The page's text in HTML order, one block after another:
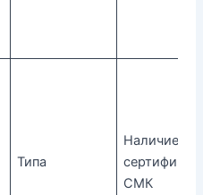
Типа
Наличие
СМК